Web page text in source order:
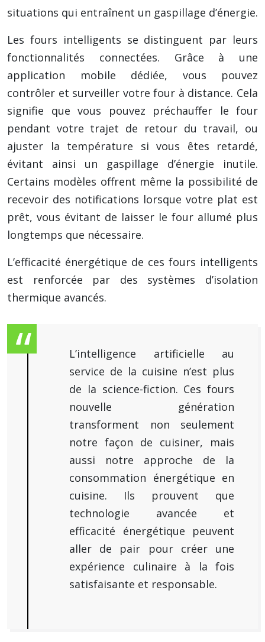
situations qui entraînent un gaspillage d’énergie.
Les fours intelligents se distinguent par leurs
fonctionnalités connectées. Grâce à une
application mobile dédiée, vous pouvez
contrôler et surveiller votre four à distance. Cela
signifie que vous pouvez préchauffer le four
pendant votre trajet de retour du travail, ou
ajuster la température si vous êtes retardé,
évitant ainsi un gaspillage d’énergie inutile.
Certains modèles offrent même la possibilité de
recevoir des notifications lorsque votre plat est
prêt, vous évitant de laisser le four allumé plus
longtemps que nécessaire.
L’efficacité énergétique de ces fours intelligents
est renforcée par des systèmes d’isolation
thermique avancés.
L’intelligence artificielle au
service de la cuisine n’est plus
de la science-fiction. Ces fours
nouvelle génération
transforment non seulement
notre façon de cuisiner, mais
aussi notre approche de la
consommation énergétique en
cuisine. Ils prouvent que
technologie avancée et
efficacité énergétique peuvent
aller de pair pour créer une
expérience culinaire à la fois
satisfaisante et responsable.